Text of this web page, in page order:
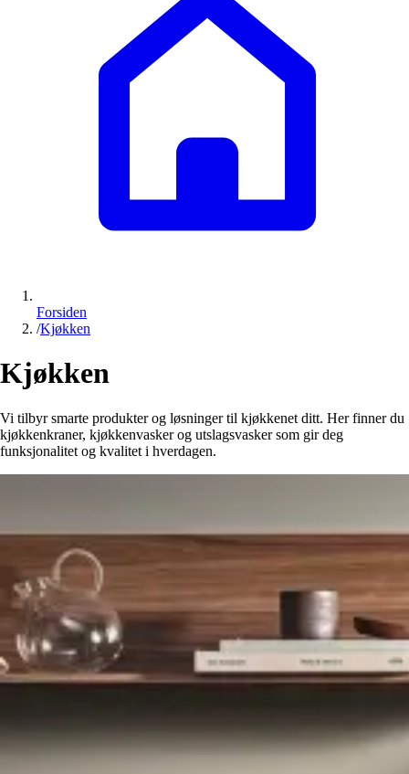
Forsiden
/Kjøkken
Kjøkken
Vi tilbyr smarte produkter og løsninger til kjøkkenet ditt. Her finner du
kjøkkenkraner, kjøkkenvasker og utslagsvasker som gir deg
funksjonalitet og kvalitet i hverdagen.